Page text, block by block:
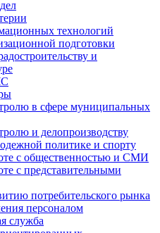
технологий
подготовки
и
в сфере муниципальных
и делопроизводству
политике и спорту
с общественностью и СМИ
с представительными
потребительского рынка
персоналом
служба